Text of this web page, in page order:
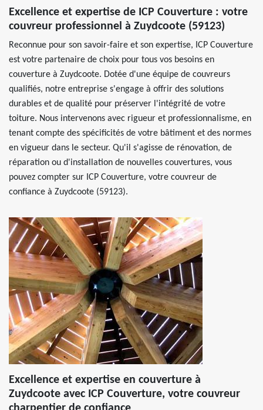
Excellence et expertise de ICP Couverture : votre
couvreur professionnel à Zuydcoote (59123)
Reconnue pour son savoir-faire et son expertise, ICP Couverture
est votre partenaire de choix pour tous vos besoins en
couverture à Zuydcoote. Dotée d'une équipe de couvreurs
qualifiés, notre entreprise s'engage à offrir des solutions
durables et de qualité pour préserver l'intégrité de votre
toiture. Nous intervenons avec rigueur et professionnalisme, en
tenant compte des spécificités de votre bâtiment et des normes
en vigueur dans le secteur. Qu'il s'agisse de rénovation, de
réparation ou d'installation de nouvelles couvertures, vous
pouvez compter sur ICP Couverture, votre couvreur de
confiance à Zuydcoote (59123).
Excellence et expertise en couverture à
Zuydcoote avec ICP Couverture, votre couvreur